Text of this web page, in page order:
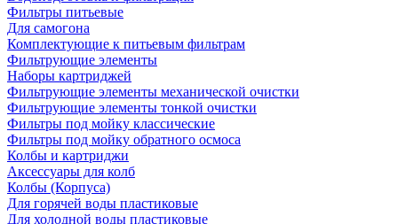
Фильтры питьевые
Для самогона
Комплектующие к питьевым фильтрам
Фильтрующие элементы
Наборы картриджей
Фильтрующие элементы механической очистки
Фильтрующие элементы тонкой очистки
Фильтры под мойку классические
Фильтры под мойку обратного осмоса
Колбы и картриджи
Аксессуары для колб
Колбы (Корпуса)
Для горячей воды пластиковые
Для холодной воды пластиковые